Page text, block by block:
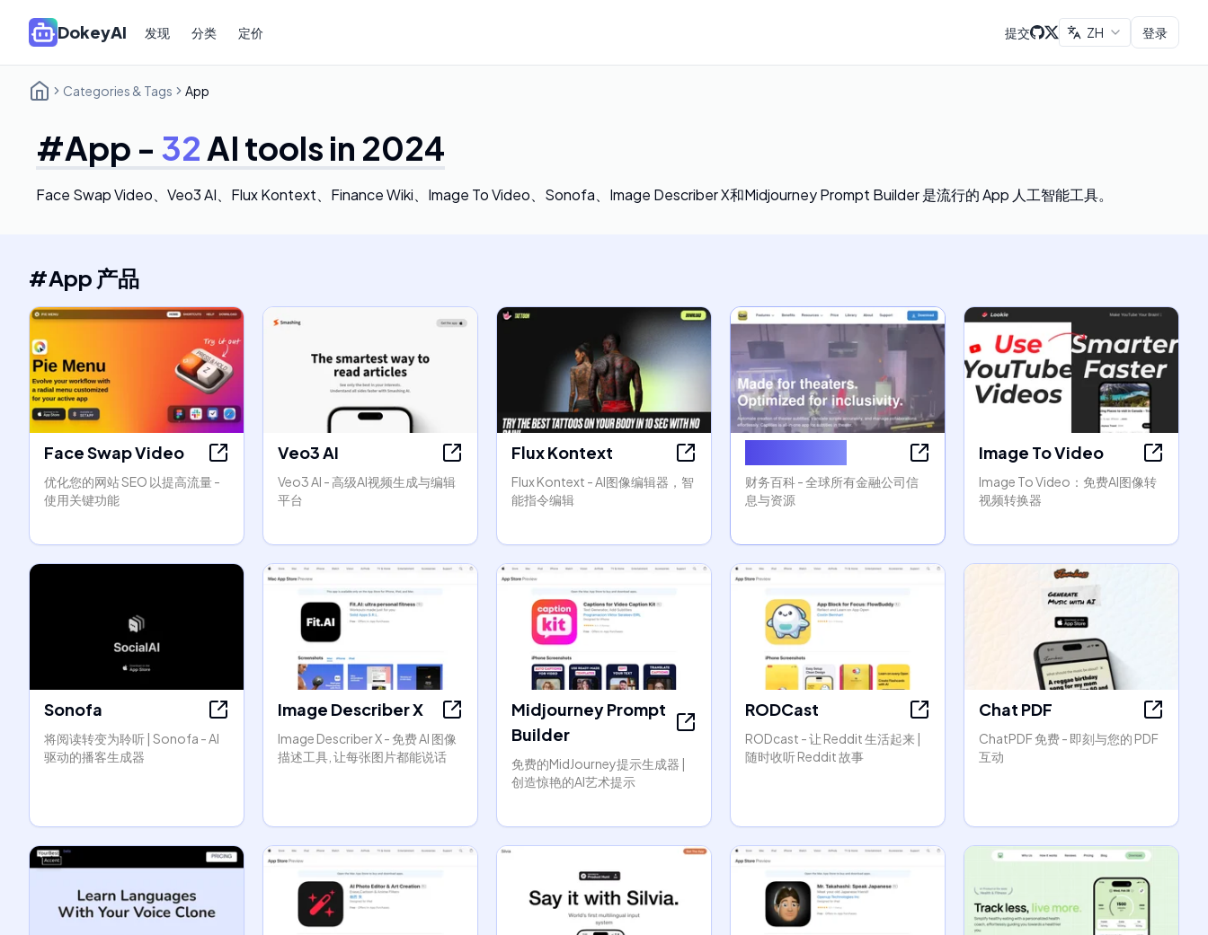
DokeyAI 发现 分类 定价 提交 ZH 登录
Categories & Tags App
#App - 32AI tools in 2024
Face Swap Video、Veo3 AI、Flux Kontext、Finance Wiki、Image To Video、Sonofa、Image Describer X和Midjourney Prompt Builder是流行的 App 人工智能工具。
#App 产品
Face Swap Video
优化您的网站 SEO 以提高流量 -
使用关键功能
Veo3 AI
Veo3 AI - 高级AI视频生成与编辑
平台
Flux Kontext
Flux Kontext - AI图像编辑器，智
能指令编辑
财务百科 - 全球所有金融公司信
息与资源
Image To Video
Image To Video：免费AI图像转
视频转换器
Sonofa
将阅读转变为聆听 | Sonofa - AI
驱动的播客生成器
Image Describer X
Image Describer X - 免费 AI 图像
描述工具, 让每张图片都能说话
Midjourney Prompt
Builder
免费的MidJourney提示生成器 |
创造惊艳的AI艺术提示
RODCast
RODcast - 让 Reddit 生活起来 |
随时收听 Reddit 故事
Chat PDF
ChatPDF 免费 - 即刻与您的 PDF
互动